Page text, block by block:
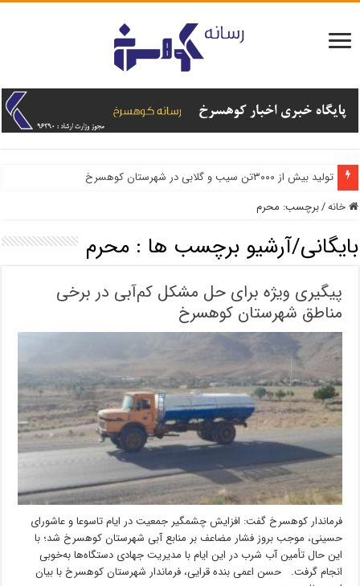
تولید بیش از ۳۰۰۰تن سیب و گلابی در شهرستان کوهسرخ
خانه/برچسب: محرم
بایگانی/آرشیو برچسب ها :محرم
پیگیری ویژه برای حل مشکل کم‌آبی در برخی
مناطق شهرستان کوهسرخ
فرماندار کوهسرخ گفت: افزایش چشمگیر جمعیت در ایام تاسوعا و عاشورای
حسینی، موجب بروز فشار مضاعف بر منابع آبی شهرستان کوهسرخ شد؛ با
این حال تأمین آب شرب در این ایام با مدیریت جهادی دستگاه‌ها به‌خوبی
انجام گرفت. حسن اعمی بنده قرایی، فرماندار شهرستان کوهسرخ با بیان